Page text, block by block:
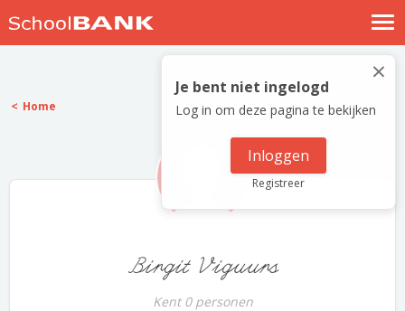
Nostalgische verhalen
Log in
Meld je gratis aan
×
Je bent niet ingelogd
Log in om deze pagina te bekijken
Inloggen
Registreer
Home
Birgit Viguurs
Kent 0 personen